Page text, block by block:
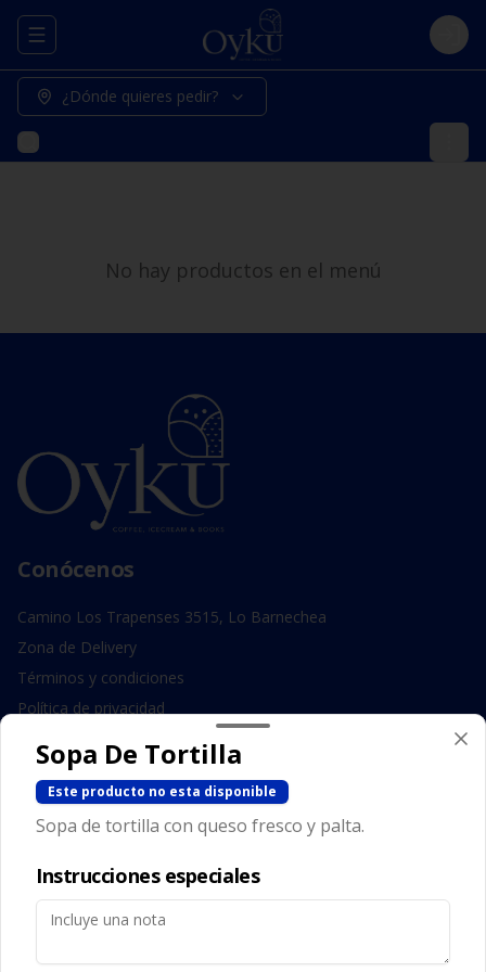
Abrir menu de navegación Login
¿Dónde quieres pedir?
No hay productos en el menú
Conócenos
Camino Los Trapenses 3515, Lo Barnechea
Zona de Delivery
Términos y condiciones
Política de privacidad
Redes sociales
Instagram
Facebook
Mi cuenta
Sopa De Tortilla
Este producto no esta disponible
Sopa de tortilla con queso fresco y palta.
Instrucciones especiales